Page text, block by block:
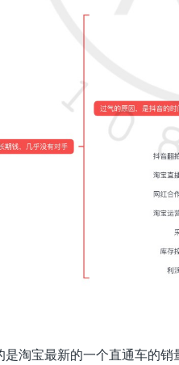
淘宝最新的一个直通车的